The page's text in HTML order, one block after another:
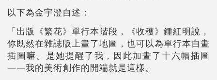
以下為金宇澄自述：
「出版《繁花》單行本階段，《收穫》鍾紅明說，
你既然在雜誌版上畫了地圖，也可以為單行本自畫
插圖嘛。是她提醒了我，因此加畫了十六幅插圖
——我的美術創作的開端就是這樣。